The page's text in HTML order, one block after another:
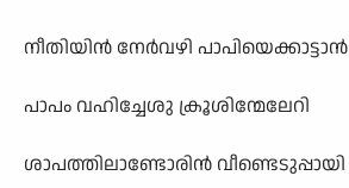
നീതിയിൻ നേർവഴി പാപിയെക്കാട്ടാൻ
പാപം വഹിച്ചേശു ക്രൂശിന്മേലേറി
ശാപത്തിലാണ്ടോരിൻ വീണ്ടെടുപ്പായി